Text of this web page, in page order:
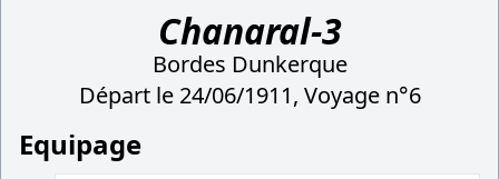
Chanaral-3
Bordes Dunkerque
Départ le 24/06/1911, Voyage n°6
Equipage